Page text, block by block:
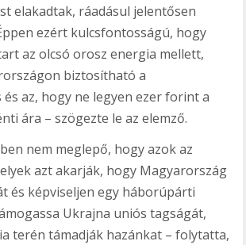
elakadtak, ráadásul jelentősen
ezért kulcsfontosságú, hogy
az olcsó orosz energia mellett,
biztosítható a
az, hogy ne legyen ezer forint a
ára – szögezte le az elemző.
nem meglepő, hogy azok az
azt akarják, hogy Magyarország
és képviseljen egy háborúpárti
Ukrajna uniós tagságát,
terén támadják hazánkat – folytatta,